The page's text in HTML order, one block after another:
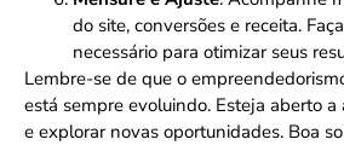
do site, conversões e receita.
necessário para otimizar seus
Lembre-se de que o
está sempre evoluindo. Esteja aberto
e explorar novas oportunidades. Boa